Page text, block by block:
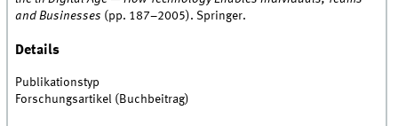
and Businesses (pp. 187–2005). Springer.
Details
Publikationstyp
Forschungsartikel (Buchbeitrag)